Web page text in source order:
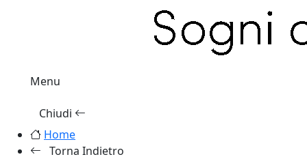
Menu
Chiudi
Home
Torna Indietro